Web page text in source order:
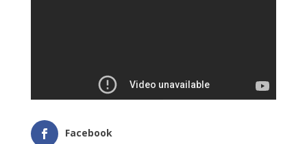
Facebook